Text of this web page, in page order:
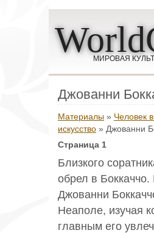
МИРОВАЯ
Джованни
Материалы » Человек
искусство » Джованни
Страница 1
Близкого
обрел в
Джованни
Неаполе, изучая
главным его